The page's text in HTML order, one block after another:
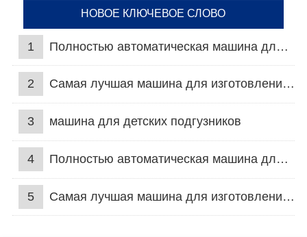
НОВОЕ КЛЮЧЕВОЕ СЛОВО
1 Полностью автоматическая машина для подгузников для взрослых
2 Самая лучшая машина для изготовления подгузников
3 машина для детских подгузников
4 Полностью автоматическая машина для подгузников для взрослых
5 Самая лучшая машина для изготовления подгузников